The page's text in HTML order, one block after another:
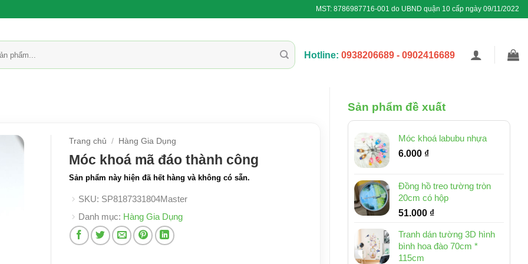
MST: 8786987716-001 do UBND quận 10 cấp ngày 09/11/2022
Hotline: 0938206689 - 0902416689
Sản phẩm đề xuất
Móc khoá labubu nhựa
6.000 ₫
Đồng hồ treo tường tròn
20cm có hộp
51.000 ₫
Tranh dán tường 3D hình
bình hoa đào 70cm *
115cm
Trang chủ / Hàng Gia Dụng
Móc khoá mã đáo thành công
Sản phẩm này hiện đã hết hàng và không có sẵn.
SKU: SP8187331804Master
Danh mục: Hàng Gia Dụng